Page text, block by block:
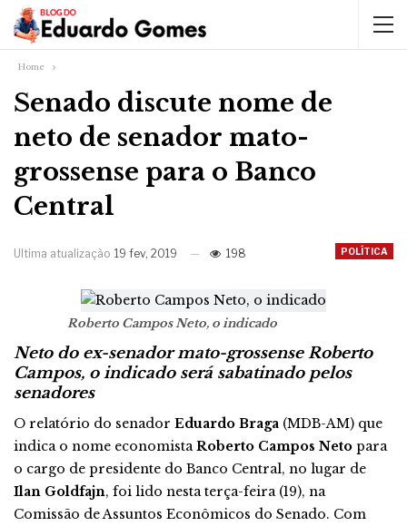
Home
Senado discute nome de
neto de senador mato-
grossense para o Banco
Central
POLÍTICA
Ultima atualização 19 fev, 2019 198
Roberto Campos Neto, o indicado
Neto do ex-senador mato-grossense Roberto
Campos, o indicado será sabatinado pelos
senadores
O relatório do senador Eduardo Braga (MDB-AM) que
indica o nome economistaRoberto Campos Neto para
o cargo de presidente do Banco Central, no lugar de
Ilan Goldfajn, foi lido nesta terça-feira (19), na
Comissão de Assuntos Econômicos do Senado. Com